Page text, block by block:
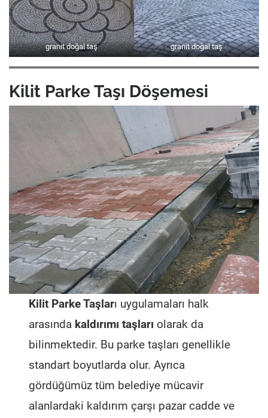
granit doğal taş granit doğal taş
Kilit Parke Taşı Döşemesi
Kilit Parke Taşları uygulamaları halk
arasında kaldırımı taşları olarak da
bilinmektedir. Bu parke taşları genellikle
standart boyutlarda olur. Ayrıca
gördüğümüz tüm belediye mücavir
alanlardaki kaldırım çarşı pazar cadde ve